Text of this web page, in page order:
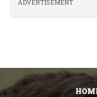
ADVERTISEMENT